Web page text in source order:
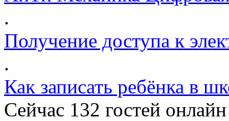
.
Получение доступа к
.
Как записать ребёнка в
Сейчас 132 гостей онлайн